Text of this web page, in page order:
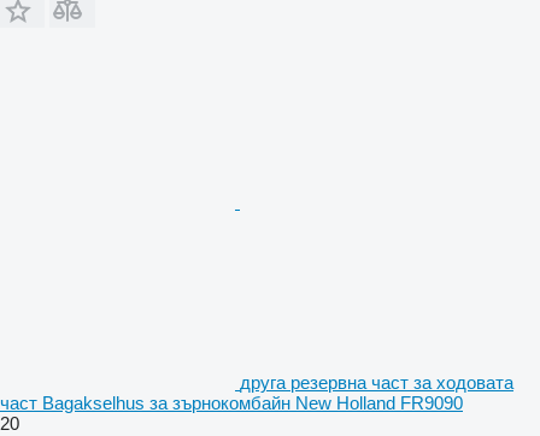
друга резервна част за ходовата
част Bagakselhus за зърнокомбайн New Holland FR9090
20